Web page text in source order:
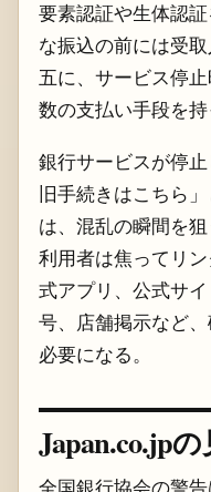
要素認証や生体認
な振込の前には受
五に、サービス停
数の支払い手段を持
銀行サービスが停
旧手続きはこちら
は、混乱の瞬間を
利用者は焦ってリ
式アプリ、公式サ
号、店舗掲示など
必要になる。
Japan.co.jp